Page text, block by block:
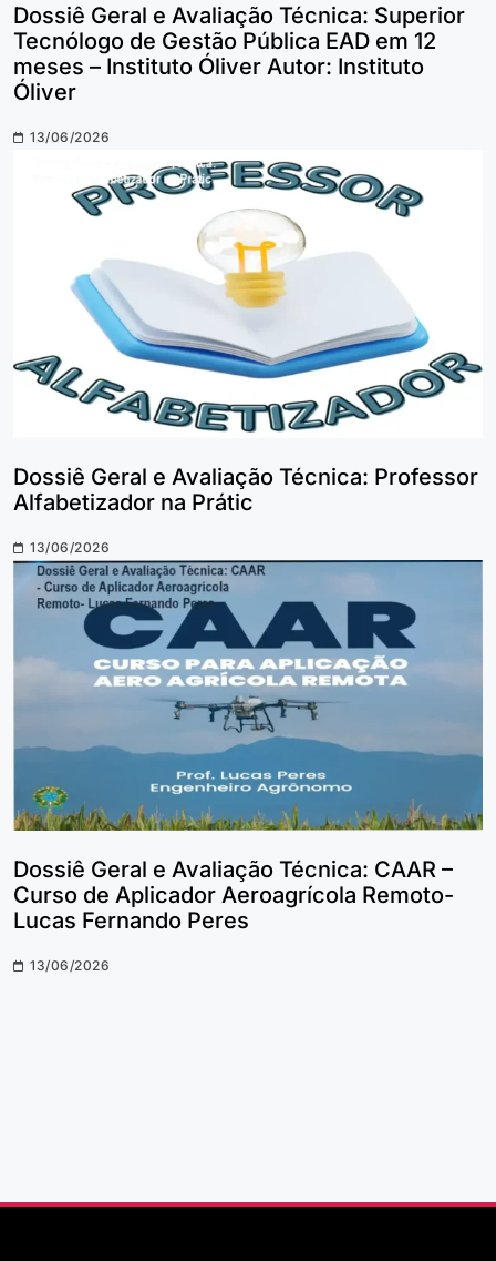
Dossiê Geral e Avaliação Técnica: Superior
Tecnólogo de Gestão Pública EAD em 12
meses – Instituto Óliver Autor: Instituto
Óliver
13/06/2026
Dossiê Geral e Avaliação Técnica: Professor
Alfabetizador na Prátic
13/06/2026
Dossiê Geral e Avaliação Técnica: CAAR –
Curso de Aplicador Aeroagrícola Remoto-
Lucas Fernando Peres
13/06/2026